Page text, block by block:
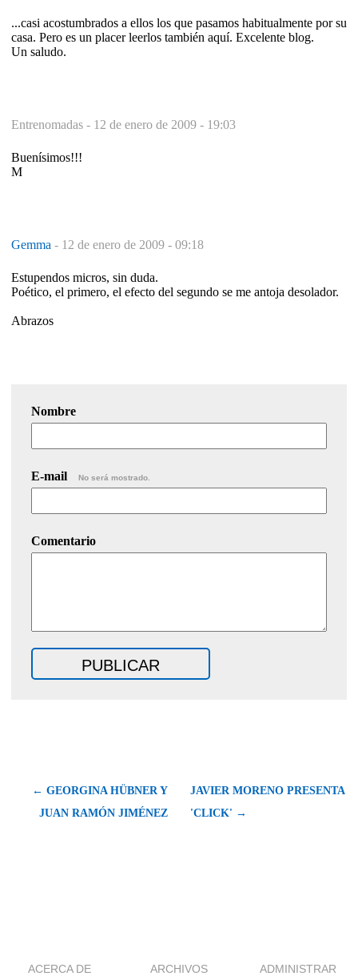
...casi acostumbrados a ellos los que pasamos habitualmente por su
casa. Pero es un placer leerlos también aquí. Excelente blog.
Un saludo.
Entrenomadas - 12 de enero de 2009 - 19:03
Buenísimos!!!
M
Gemma - 12 de enero de 2009 - 09:18
Estupendos micros, sin duda.
Poético, el primero, el efecto del segundo se me antoja desolador.
Abrazos
Nombre
E-mail No será mostrado.
Comentario
← GEORGINA HÜBNER Y
JUAN RAMÓN JIMÉNEZ
JAVIER MORENO PRESENTA
'CLICK' →
ACERCA DE ARCHIVOS ADMINISTRAR